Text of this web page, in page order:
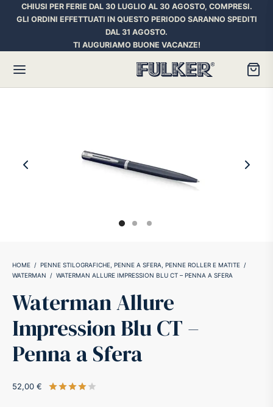
CHIUSI PER FERIE DAL 30 LUGLIO AL 30 AGOSTO, COMPRESI.
GLI ORDINI EFFETTUATI IN QUESTO PERIODO SARANNO SPEDITI
DAL 31 AGOSTO.
TI AUGURIAMO BUONE VACANZE!
HOME / PENNE STILOGRAFICHE, PENNE A SFERA, PENNE ROLLER E MATITE /
WATERMAN
/ WATERMAN ALLURE IMPRESSION BLU CT – PENNA A SFERA
Waterman Allure
Impression Blu CT –
Penna a Sfera
52,00 €
SPACE PEN
Matic
PENNE
E INCHIOSTRI
Penne Roller